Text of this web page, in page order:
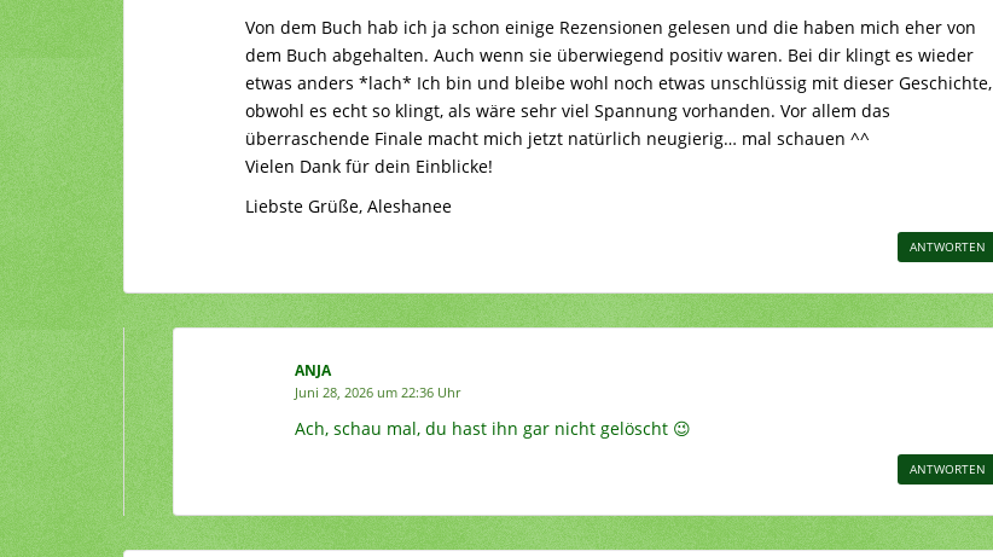
Von dem Buch hab ich ja schon einige Rezensionen gelesen und die haben mich eher von
dem Buch abgehalten. Auch wenn sie überwiegend positiv waren. Bei dir klingt es wieder
etwas anders *lach* Ich bin und bleibe wohl noch etwas unschlüssig mit dieser Geschichte,
obwohl es echt so klingt, als wäre sehr viel Spannung vorhanden. Vor allem das
überraschende Finale macht mich jetzt natürlich neugierig… mal schauen ^^
Vielen Dank für dein Einblicke!
Liebste Grüße, Aleshanee
ANTWORTEN
ANJA
Juni 28, 2026 um 22:36 Uhr
Ach, schau mal, du hast ihn gar nicht gelöscht 😉
ANTWORTEN